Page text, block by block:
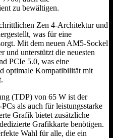
zu bewältigen.
Zen 4-Architektur und
was für eine
Mit dem neuen AM5-Sockel
und unterstützt die neuesten
PCIe 5.0, was eine
optimale Kompatibilität mit
(TDP) von 65 W ist der
als auch für leistungsstarke
Grafik bietet zusätzliche
Grafikkarte benötigen.
Wahl für alle, die ein